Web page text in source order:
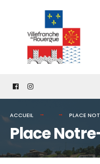
content
ACCUEIL PLACE
Place